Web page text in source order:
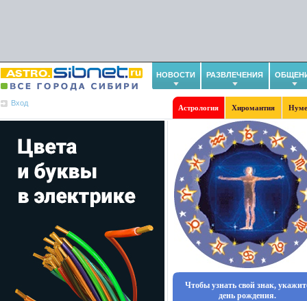
НОВОСТИ РАЗВЛЕЧЕНИЯ
Вход
Астрология Хиромантия
Чтобы узнать свой знак,
день рождения.